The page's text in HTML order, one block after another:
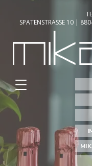
SPATENSTRASSE 10 |